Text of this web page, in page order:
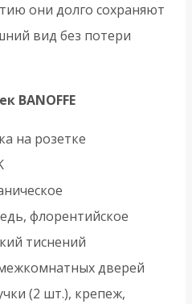
они долго сохраняют
вид без потери
BANOFFE
на розетке
флорентийское
тиснений
дверей
(2 шт.), крепеж,